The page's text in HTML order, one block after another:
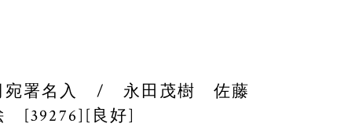
宛署名入 / 永田茂樹 佐藤
[39276][良好]